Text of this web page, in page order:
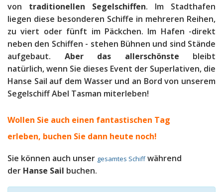
von traditionellen Segelschiffen. Im Stadthafen
liegen diese besonderen Schiffe in mehreren Reihen,
zu viert oder fünft im Päckchen. Im Hafen -direkt
neben den Schiffen - stehen Bühnen und sind Stände
aufgebaut. Aber das allerschönste bleibt
natürlich, wenn Sie dieses Event der Superlativen, die
Hanse Sail auf dem Wasser und an Bord von unserem
Segelschiff Abel Tasman miterleben!
Wollen Sie auch einen fantastischen Tag
erleben, buchen Sie dann heute noch!
Sie können auch unser gesamtes Schiffwährend
der Hanse Sail buchen.